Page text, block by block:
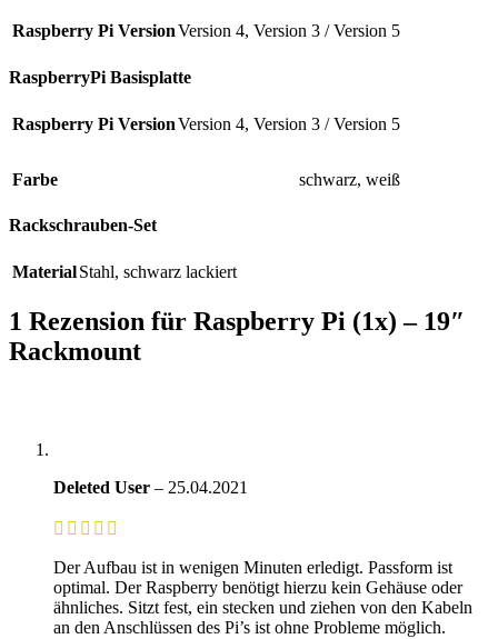
Raspberry Pi VersionVersion 4, Version 3 / Version 5
RaspberryPi Basisplatte
Raspberry Pi VersionVersion 4, Version 3 / Version 5
Farbe schwarz, weiß
Rackschrauben-Set
MaterialStahl, schwarz lackiert
1 Rezension für Raspberry Pi (1x) – 19″
Rackmount
Deleted User – 25.04.2021
Der Aufbau ist in wenigen Minuten erledigt. Passform ist
optimal. Der Raspberry benötigt hierzu kein Gehäuse oder
ähnliches. Sitzt fest, ein stecken und ziehen von den Kabeln
an den Anschlüssen des Pi’s ist ohne Probleme möglich.